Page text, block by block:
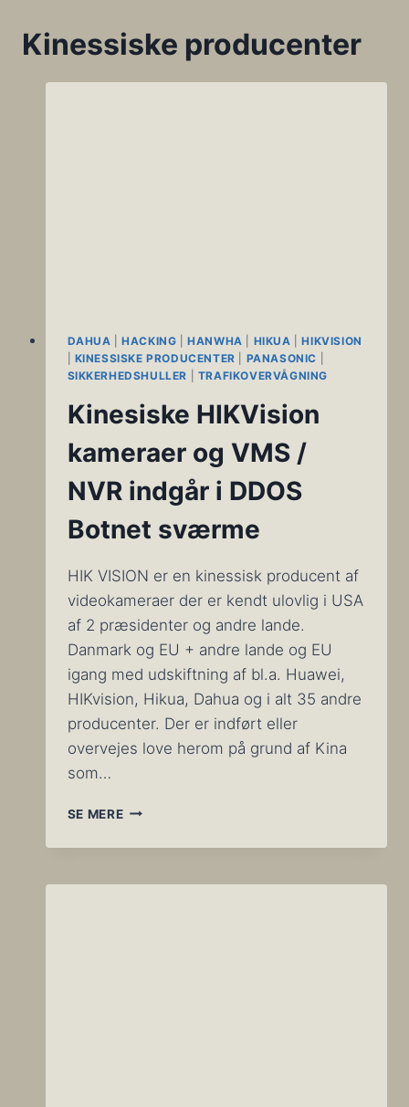
Kinessiske producenter
DAHUA |HACKING |HANWHA HIKUA |HIKVISION
KINESSISKE PRODUCENTER PANASONIC
SIKKERHEDSHULLER
TRAFIKOVERVÅGNING
Kinesiske HIKVision
kameraer og VMS /
NVR indgår i DDOS
Botnet sværme
HIK VISION er en kinessisk producent af
videokameraer der er kendt ulovlig i USA
af 2 præsidenter og andre lande.
Danmark og EU + andre lande og EU
igang med udskiftning af bl.a. Huawei,
HIKvision, Hikua, Dahua og i alt 35 andre
producenter. Der er indført eller
overvejes love herom på grund af Kina
som…
SE MEREKINESISKE
KAMERAER
VMS